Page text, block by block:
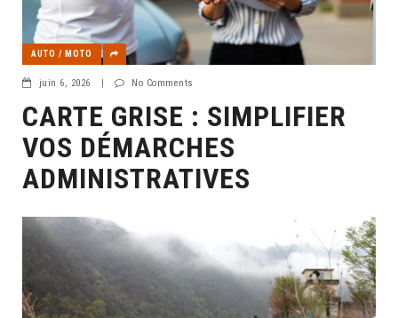
AUTO / MOTO
juin 6, 2026 | No Comments
CARTE GRISE : SIMPLIFIER
VOS DÉMARCHES
ADMINISTRATIVES